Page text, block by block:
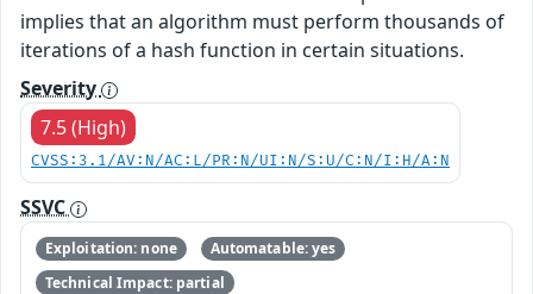
implies that an algorithm must perform thousands of
iterations of a hash function in certain situations.
Severity
7.5 (High)
CVSS:3.1/AV:N/AC:L/PR:N/UI:N/S:U/C:N/I:H/A:N
SSVC
Exploitation: none
Automatable: yes
Technical Impact: partial